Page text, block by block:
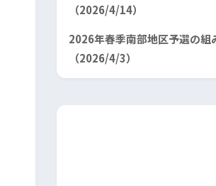
（2026/4/14）
2026年春季南部地区予選の組
（2026/4/3）